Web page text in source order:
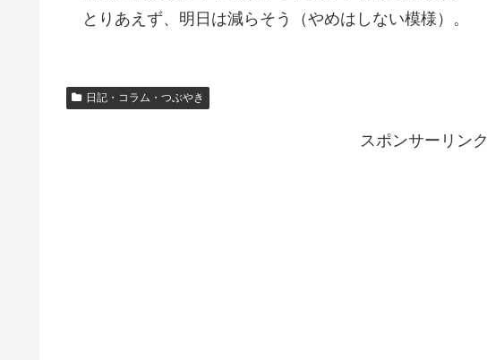
とりあえず、明日は減らそう（やめはしない模様）。
日記・コラム・つぶやき
スポンサーリンク